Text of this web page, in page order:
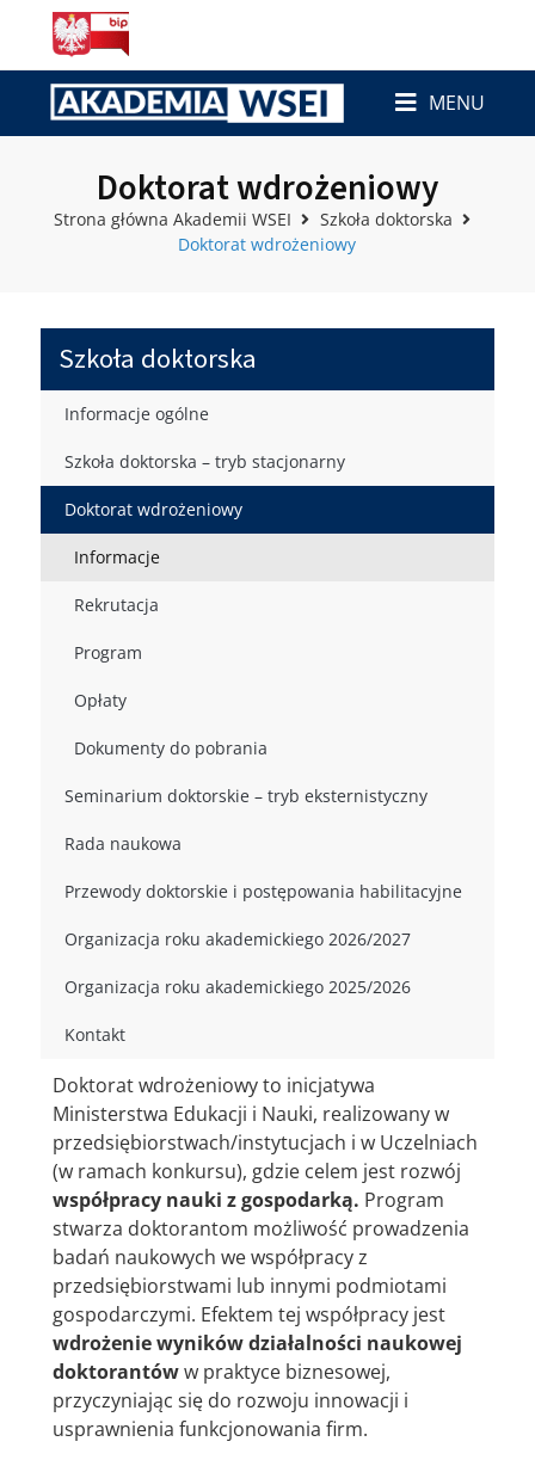
MENU
Doktorat wdrożeniowy
Strona główna Akademii WSEI
Szkoła doktorska
Doktorat wdrożeniowy
Szkoła doktorska
Informacje ogólne
Szkoła doktorska – tryb stacjonarny
Doktorat wdrożeniowy
Informacje
Rekrutacja
Program
Opłaty
Dokumenty do pobrania
Seminarium doktorskie – tryb eksternistyczny
Rada naukowa
Przewody doktorskie i postępowania habilitacyjne
Organizacja roku akademickiego 2026/2027
Organizacja roku akademickiego 2025/2026
Kontakt
Doktorat wdrożeniowy to inicjatywa
Ministerstwa Edukacji i Nauki, realizowany w
przedsiębiorstwach/instytucjach i w Uczelniach
(w ramach konkursu), gdzie celem jest rozwój
współpracy nauki z gospodarką. Program
stwarza doktorantom możliwość prowadzenia
badań naukowych we współpracy z
przedsiębiorstwami lub innymi podmiotami
gospodarczymi. Efektem tej współpracy jest
wdrożenie wyników działalności naukowej
doktorantóww praktyce biznesowej,
przyczyniając się do rozwoju innowacji i
usprawnienia funkcjonowania firm.